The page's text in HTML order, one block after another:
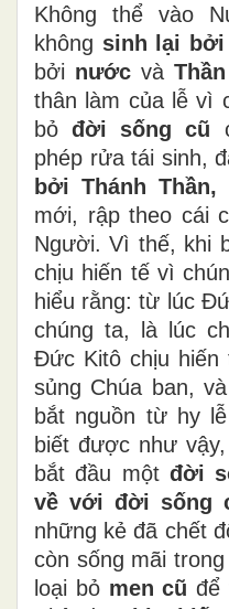
Không thể vào
không sinh lại bởi
bởi nước và
thân làm của lễ vì
bỏđời sống cũ
phép rửa tái sinh,
bởi Thánh Thần,
mới, rập theo cái
Người. Vì thế, khi
chịu hiến tế vì
hiểu rằng: từ lúc
chúng ta, là lúc
Đức Kitô chịu hiến
sủng Chúa ban,
bắt nguồn từ hy
biết được như
bắt đầu một đời
về với đời sống
những kẻ đã chết
còn sống mãi
loại bỏ men cũ để